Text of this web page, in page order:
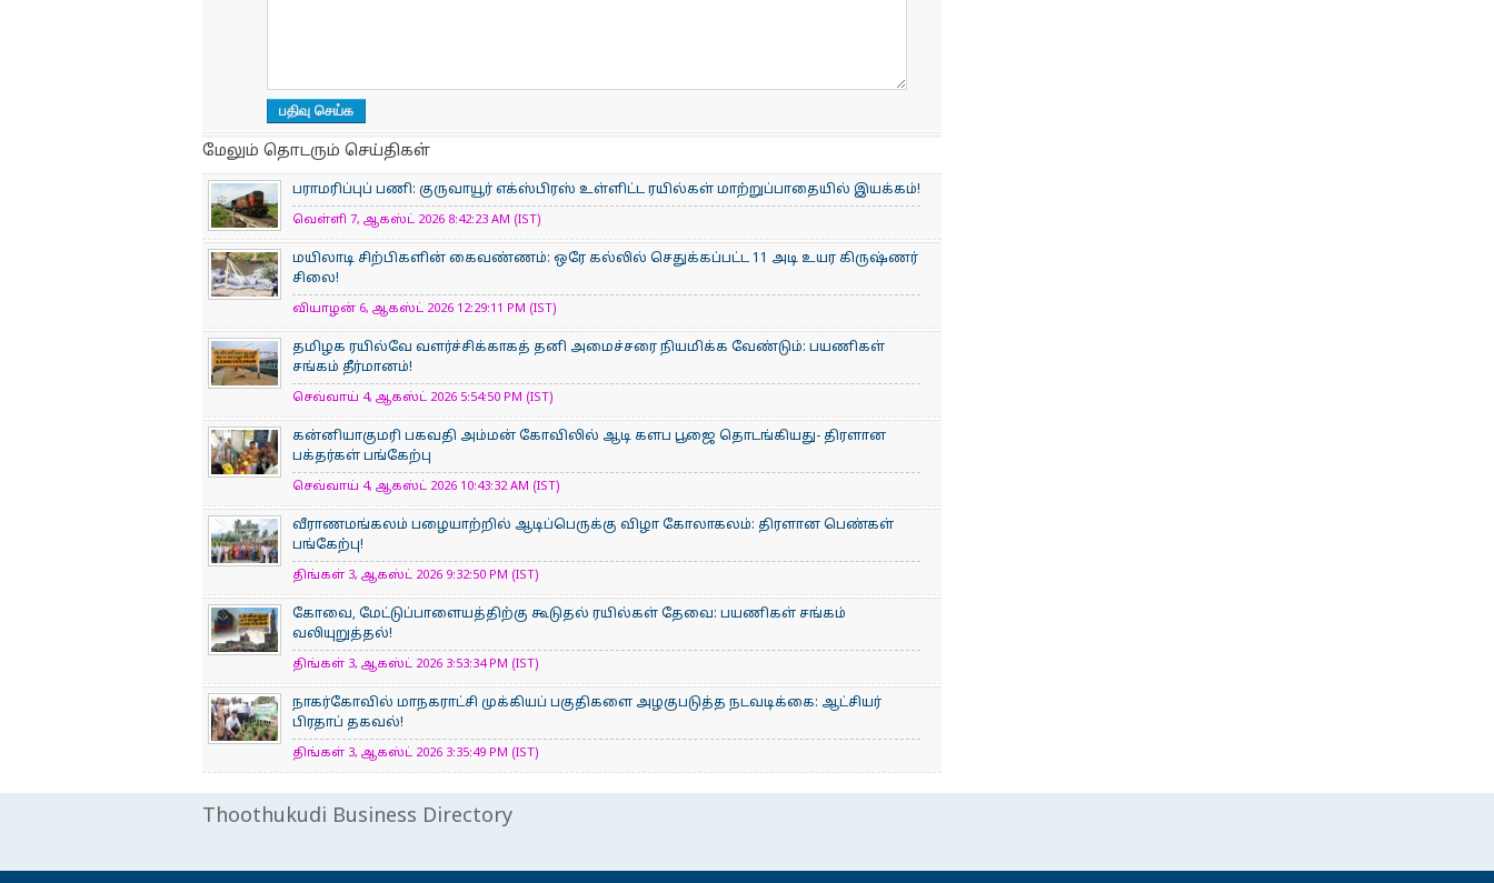
மேலும் தொடரும் செய்திகள்
பராமரிப்புப் பணி: குருவாயூர் எக்ஸ்பிரஸ் உள்ளிட்ட ரயில்கள் மாற்றுப்பாதையில் இயக்கம்!
வெள்ளி 7, ஆகஸ்ட் 2026 8:42:23 AM (IST)
மயிலாடி சிற்பிகளின் கைவண்ணம்: ஒரே கல்லில் செதுக்கப்பட்ட 11 அடி உயர கிருஷ்ணர்
சிலை!
வியாழன் 6, ஆகஸ்ட் 2026 12:29:11 PM (IST)
தமிழக ரயில்வே வளர்ச்சிக்காகத் தனி அமைச்சரை நியமிக்க வேண்டும்: பயணிகள்
சங்கம் தீர்மானம்!
செவ்வாய் 4, ஆகஸ்ட் 2026 5:54:50 PM (IST)
கன்னியாகுமரி பகவதி அம்மன் கோவிலில் ஆடி களப பூஜை தொடங்கியது- திரளான
பக்தர்கள் பங்கேற்பு
செவ்வாய் 4, ஆகஸ்ட் 2026 10:43:32 AM (IST)
வீராணமங்கலம் பழையாற்றில் ஆடிப்பெருக்கு விழா கோலாகலம்: திரளான பெண்கள்
பங்கேற்பு!
திங்கள் 3, ஆகஸ்ட் 2026 9:32:50 PM (IST)
கோவை, மேட்டுப்பாளையத்திற்கு கூடுதல் ரயில்கள் தேவை: பயணிகள் சங்கம்
வலியுறுத்தல்!
திங்கள் 3, ஆகஸ்ட் 2026 3:53:34 PM (IST)
நாகர்கோவில் மாநகராட்சி முக்கியப் பகுதிகளை அழகுபடுத்த நடவடிக்கை: ஆட்சியர்
பிரதாப் தகவல்!
திங்கள் 3, ஆகஸ்ட் 2026 3:35:49 PM (IST)
Thoothukudi Business Directory